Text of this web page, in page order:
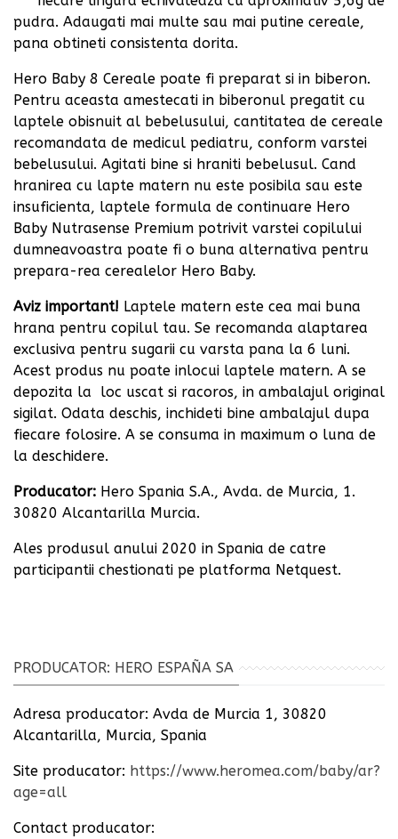
pudra. Adaugati mai multe sau mai putine cereale,
pana obtineti consistenta dorita.
Hero Baby 8 Cereale poate fi preparat si in biberon.
Pentru aceasta amestecati in biberonul pregatit cu
laptele obisnuit al bebelusului, cantitatea de cereale
recomandata de medicul pediatru, conform varstei
bebelusului. Agitati bine si hraniti bebelusul. Cand
hranirea cu lapte matern nu este posibila sau este
insuficienta, laptele formula de continuare Hero
Baby Nutrasense Premium potrivit varstei copilului
dumneavoastra poate fi o buna alternativa pentru
prepara-rea cerealelor Hero Baby.
Aviz important! Laptele matern este cea mai buna
hrana pentru copilul tau. Se recomanda alaptarea
exclusiva pentru sugarii cu varsta pana la 6 luni.
Acest produs nu poate inlocui laptele matern. A se
depozita la
loc uscat si racoros, in ambalajul original
sigilat. Odata deschis, inchideti bine ambalajul dupa
fiecare folosire. A se consuma in maximum o luna de
la deschidere.
Producator: Hero Spania S.A., Avda. de Murcia, 1.
30820 Alcantarilla Murcia.
Ales produsul anului 2020 in Spania de catre
participantii chestionati pe platforma Netquest.
PRODUCATOR: HERO ESPAÑA SA
Adresa producator: Avda de Murcia 1, 30820
Alcantarilla, Murcia, Spania
Site producator: https://www.heromea.com/baby/ar?
age=all
Contact producator: